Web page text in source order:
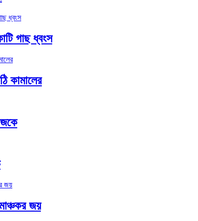
গাছ ধ্বংস
কামালের
জয়